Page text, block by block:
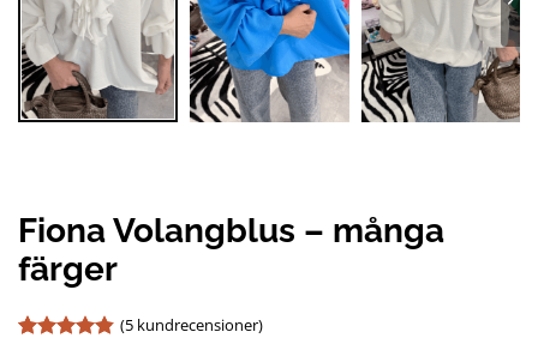
Fiona Volangblus – många
färger
(5kundrecensioner)